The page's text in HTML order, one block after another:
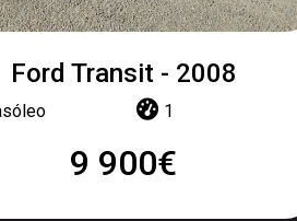
Ford Transit - 2008
1
9 900€